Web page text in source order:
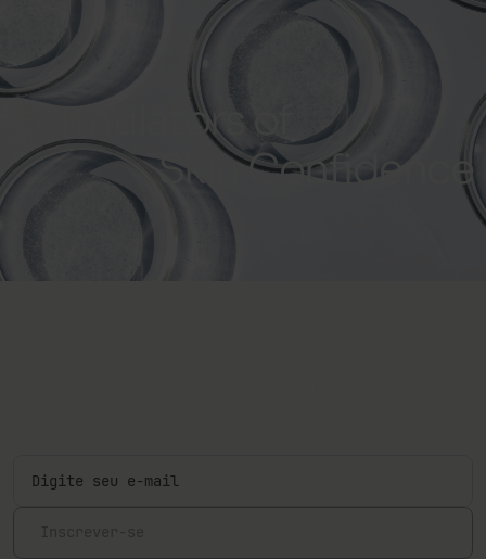
Formulators of
Skin Confidence